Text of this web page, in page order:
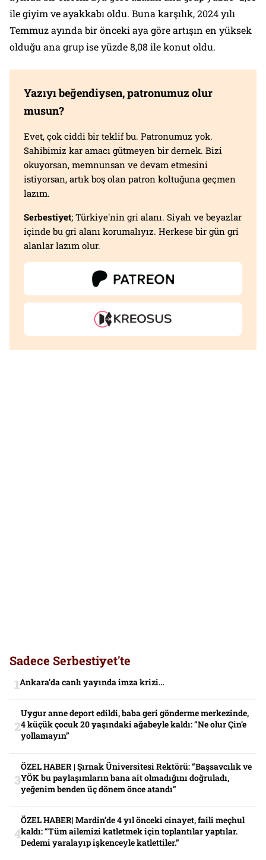
ile giyim ve ayakkabı oldu. Buna karşılık, 2024 yılı
Temmuz ayında bir önceki aya göre artışın en yüksek
olduğu ana grup ise yüzde 8,08 ile konut oldu.
Yazıyı beğendiysen, patronumuz olur
musun?
Evet, çok ciddi bir teklif bu. Patronumuz yok.
Sahibimiz kar amacı gütmeyen bir dernek. Bizi
okuyorsan, memnunsan ve devam etmesini
istiyorsan, artık boş olan patron koltuğuna geçmen
lazım.
Serbestiyet; Türkiye'nin gri alanı. Siyah ve beyazlar
içinde bu gri alanı korumalıyız. Herkese bir gün gri
alanlar lazım olur.
Sadece Serbestiyet'te
Ankara’da canlı yayında imza krizi…
Uygur anne deport edildi, baba geri gönderme merkezinde,
4 küçük çocuk 20 yaşındaki ağabeyle kaldı: “Ne olur Çin’e
yollamayın”
ÖZEL HABER | Şırnak Üniversitesi Rektörü: “Başsavcılık ve
YÖK bu paylaşımların bana ait olmadığını doğruladı,
yeğenim benden üç dönem önce atandı”
ÖZEL HABER| Mardin’de 4 yıl önceki cinayet, faili meçhul
kaldı: “Tüm ailemizi katletmek için toplantılar yaptılar.
Dedemi yaralayıp işkenceyle katlettiler.”